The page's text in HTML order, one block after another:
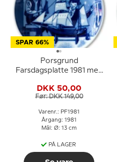
SPAR 66%
Porsgrund
Farsdagsplatte 1981 med
modelskib
DKK 50,00
Før: DKK 149,00
Varenr.: PF1981
Årgang: 1981
Mål: Ø: 13 cm
PÅ LAGER